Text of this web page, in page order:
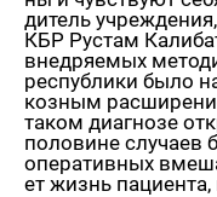
ди­тель
КБР Ру­стам
внед­ря­е­мых
рес­пуб­ли­ки было
коз­ным
таком ди­а­гно­зе
по­ло­вине слу­ча­ев
опе­ра­тив­ных
ет жизнь па­ци­ен­та,